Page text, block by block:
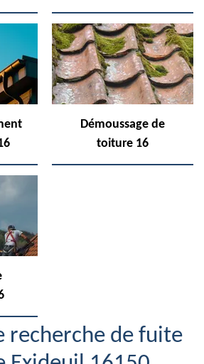
Démoussage de
toiture 16
recherche de fuite